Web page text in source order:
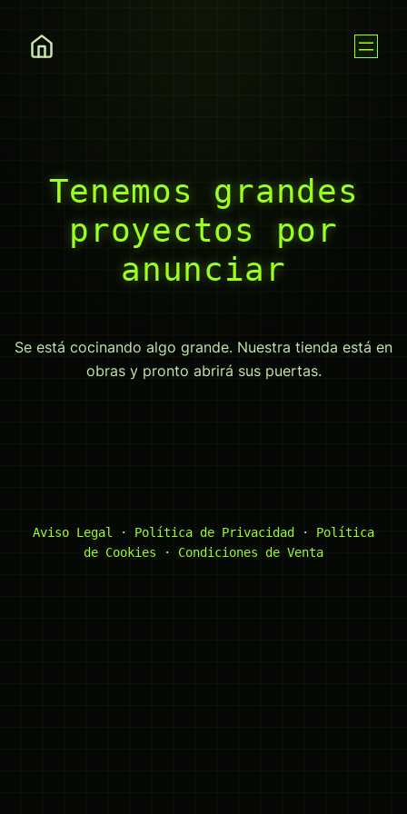
Tenemos grandes
proyectos por
anunciar
Se está cocinando algo grande. Nuestra tienda está en
obras y pronto abrirá sus puertas.
Aviso Legal · Política de Privacidad · Política
de Cookies · Condiciones de Venta